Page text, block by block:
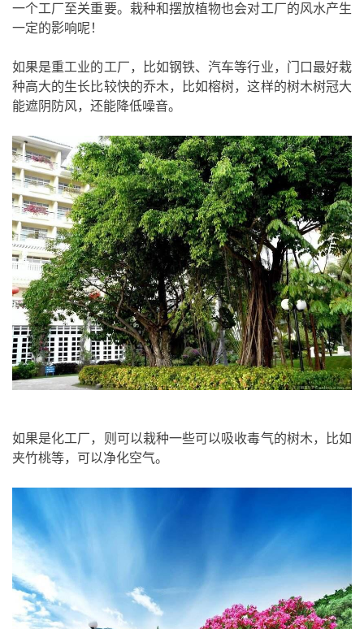
一个工厂至关重要。栽种和摆放植物也会对工厂的风水产生
一定的影响呢！
如果是重工业的工厂，比如钢铁、汽车等行业，门口最好栽
种高大的生长比较快的乔木，比如榕树，这样的树木树冠大
能遮阴防风，还能降低噪音。
如果是化工厂，则可以栽种一些可以吸收毒气的树木，比如
夹竹桃等，可以净化空气。